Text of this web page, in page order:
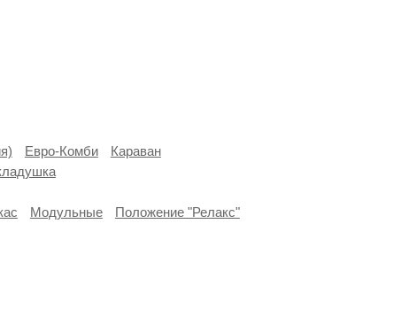
Евро-Комби
Караван
Модульные
Положение "Релакс"